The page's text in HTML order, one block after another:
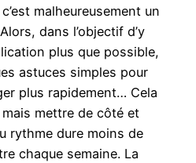
malheureusement un
dans l’objectif d’y
plus que possible,
astuces simples pour
plus rapidement… Cela
mettre de côté et
rythme dure moins de
chaque semaine. La